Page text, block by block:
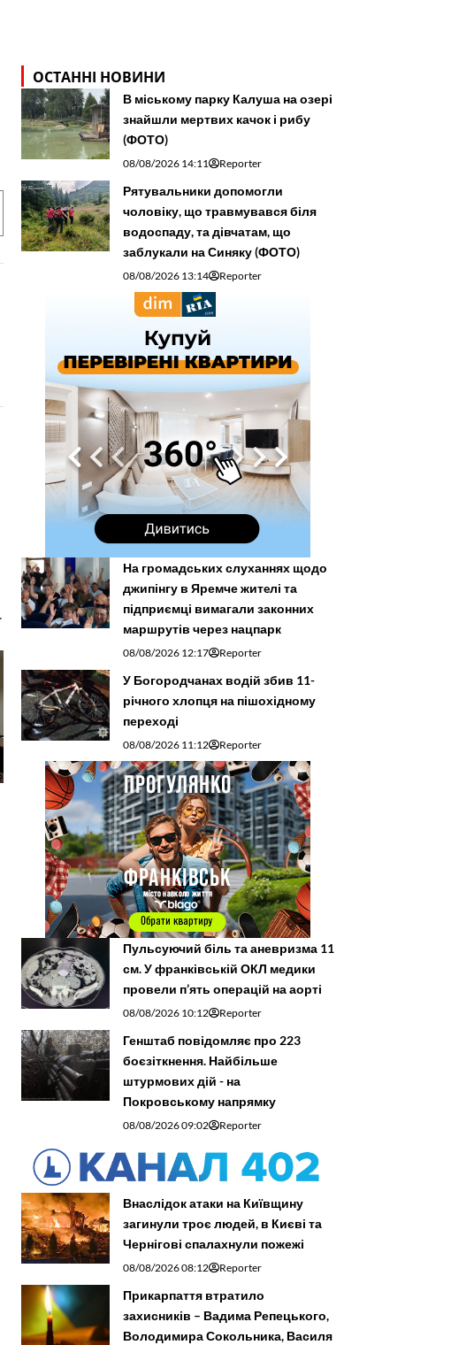
ОСТАННІ НОВИНИ
В міському парку Калуша на озері
знайшли мертвих качок і рибу
(ФОТО)
08/08/2026 14:11 Reporter
Рятувальники допомогли
чоловіку, що травмувався біля
водоспаду, та дівчатам, що
заблукали на Синяку (ФОТО)
08/08/2026 13:14 Reporter
На громадських слуханнях щодо
джипінгу в Яремче житeлі та
підприємці вимагали законних
маршрутів через нацпарк
08/08/2026 12:17 Reporter
У Богородчанах водій збив 11-
річного хлопця на пішохідному
переході
08/08/2026 11:12 Reporter
Пульсуючий біль та аневризма 11
см. У франківській ОКЛ медики
провели п’ять операцій на аорті
08/08/2026 10:12 Reporter
Генштаб повідомляє про 223
боєзіткнення. Найбільше
штурмових дій - на
Покровському напрямку
08/08/2026 09:02 Reporter
Внаслідок атаки на Київщину
загинули троє людей, в Києві та
Чернігові спалахнули пожежі
08/08/2026 08:12 Reporter
Прикарпаття втратило
захисників – Вадима Репецького,
Володимира Сокольника, Василя